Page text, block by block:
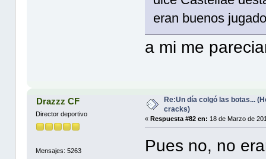
eran buenos
a mi me
Drazzz CF
Director deportivo
Mensajes: 5263
Re:Un día colgó las botas...
cracks)
«Respuesta #82 en: 18 de Marzo de
Pues no, no